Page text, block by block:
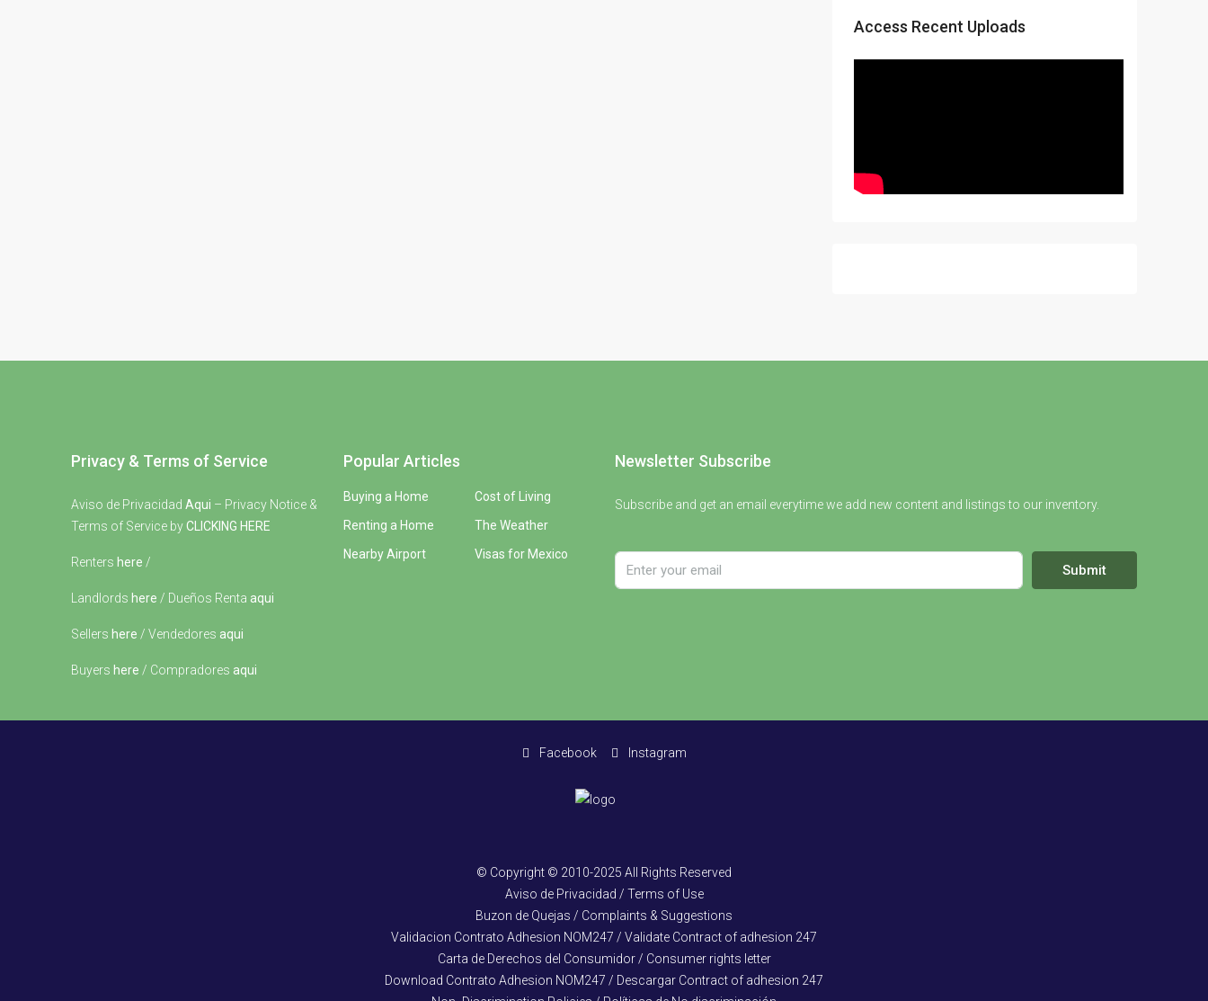
Access Recent Uploads
Privacy & Terms of Service
Aviso de Privacidad Aqui – Privacy Notice &
Terms of Service byCLICKING HERE
Renters here /
Landlords here / Dueños Renta aqui
Sellers here / Vendedores aqui
Buyers here / Compradores aqui
Popular Articles
Buying a Home
Renting a Home
Nearby Airport
Cost of Living
The Weather
Visas for Mexico
Newsletter Subscribe
Subscribe and get an email everytime we add new content and listings to our inventory.
Submit
Facebook Instagram
© Copyright © 2010-2025 All Rights Reserved
Aviso de Privacidad / Terms of Use
Buzon de Quejas / Complaints & Suggestions
Validacion Contrato Adhesion NOM247 / Validate Contract of adhesion 247
Carta de Derechos del Consumidor / Consumer rights letter
Download Contrato Adhesion NOM247 / Descargar Contract of adhesion 247